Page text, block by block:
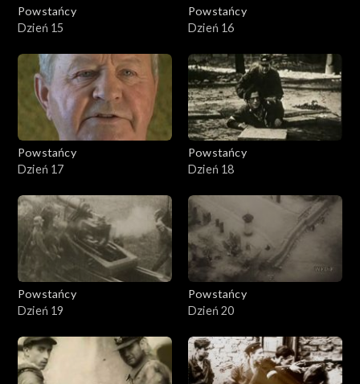
Powstańcy
Dzień 15
Powstańcy
Dzień 16
Powstańcy
Dzień 17
Powstańcy
Dzień 18
Powstańcy
Dzień 19
Powstańcy
Dzień 20